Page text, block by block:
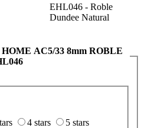
EHL046 - Roble
Dundee Natural
AC5/33 8mm ROBLE
4 stars
5 stars